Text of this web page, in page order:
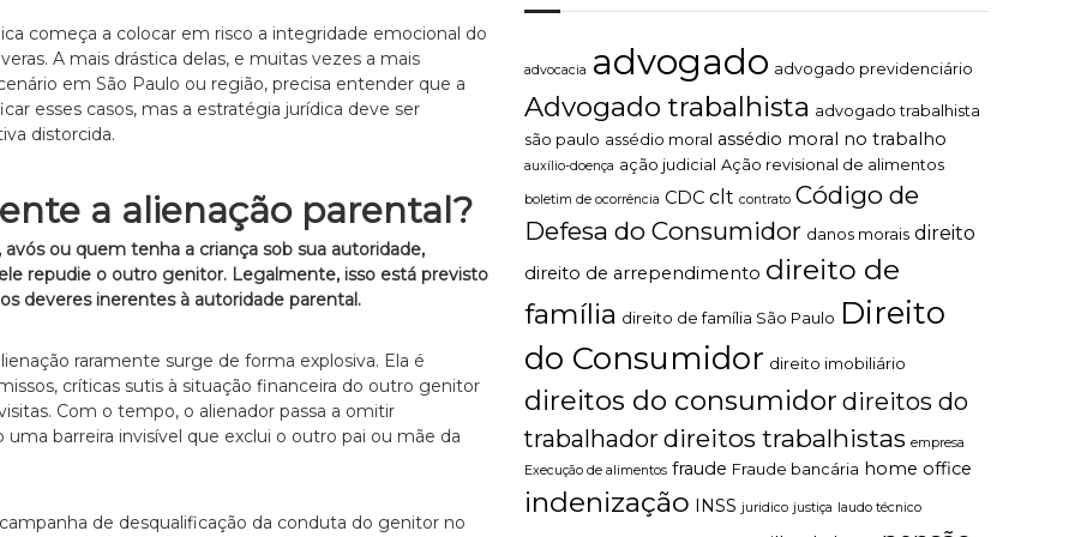
começa a colocar em risco a integridade emocional do
A mais drástica delas, e muitas vezes a mais
em São Paulo ou região, precisa entender que a
esses casos, mas a estratégia jurídica deve ser
distorcida.
a alienação parental?
ou quem tenha a criança sob sua autoridade,
repudie o outro genitor. Legalmente, isso está previsto
deveres inerentes à autoridade parental.
raramente surge de forma explosiva. Ela é
críticas sutis à situação financeira do outro genitor
Com o tempo, o alienador passa a omitir
barreira invisível que exclui o outro pai ou mãe da
de desqualificação da conduta do genitor no
advocacia advogado advogado previdenciário
Advogado trabalhista advogado trabalhista
são paulo assédio moral assédio moral no trabalho
auxílio-doença ação judicial Ação revisional de alimentos
boletim de ocorrência CDC clt contrato Código de
Defesa do Consumidor danos morais direito
direito de arrependimento direito de
família direito de família São Paulo Direito
do Consumidor direito imobiliário
direitos do consumidor direitos do
trabalhador direitos trabalhistas empresa
Execução de alimentos fraude Fraude bancária home office
indenização INSS juridico justiça laudo técnico